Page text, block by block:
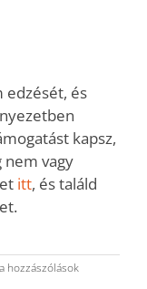
edzését, és
kapsz,
nem vagy
itt, és találd
Top
a hozzászólások